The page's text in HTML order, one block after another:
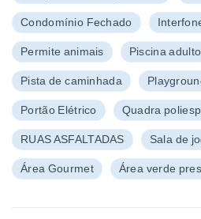
Condomínio Fechado
Permite animais Piscina adulto
Pista de caminhada
Portão Elétrico Quadra
RUAS ASFALTADAS Sala de
Área Gourmet Área verde